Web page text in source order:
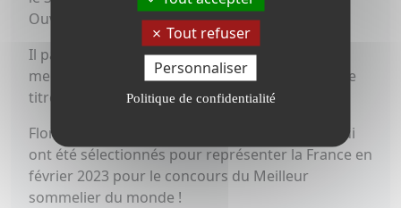
Ouvrier de France.
Il participe à nouveau en 2021 au concours de
meilleur ouvrier de France2 et décroche enfin ce
titre en 2022
Florent Martin a fait partie des 7 sommeliers qui
ont été sélectionnés pour représenter la France en
février 2023 pour le concours du Meilleur
sommelier du monde !
Tout refuser
Personnaliser
Politique de confidentialité